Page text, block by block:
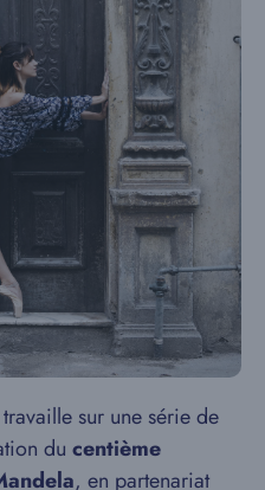
sur une série de
du centième
, en partenariat